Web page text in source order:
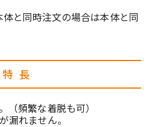
と同時注文の場合は本体と同
特長
（頻繁な着脱も可）
漏れません。